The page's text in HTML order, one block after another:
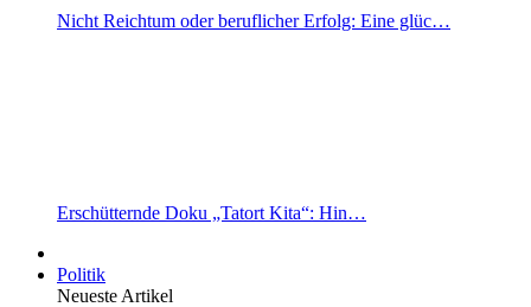
Nicht Reichtum oder beruflicher Erfolg: Eine glüc…
Erschütternde Doku „Tatort Kita“: Hin…
Politik
Neueste Artikel